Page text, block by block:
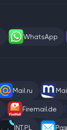
WhatsApp
Mail.ru
Firemail.de
INT.PL